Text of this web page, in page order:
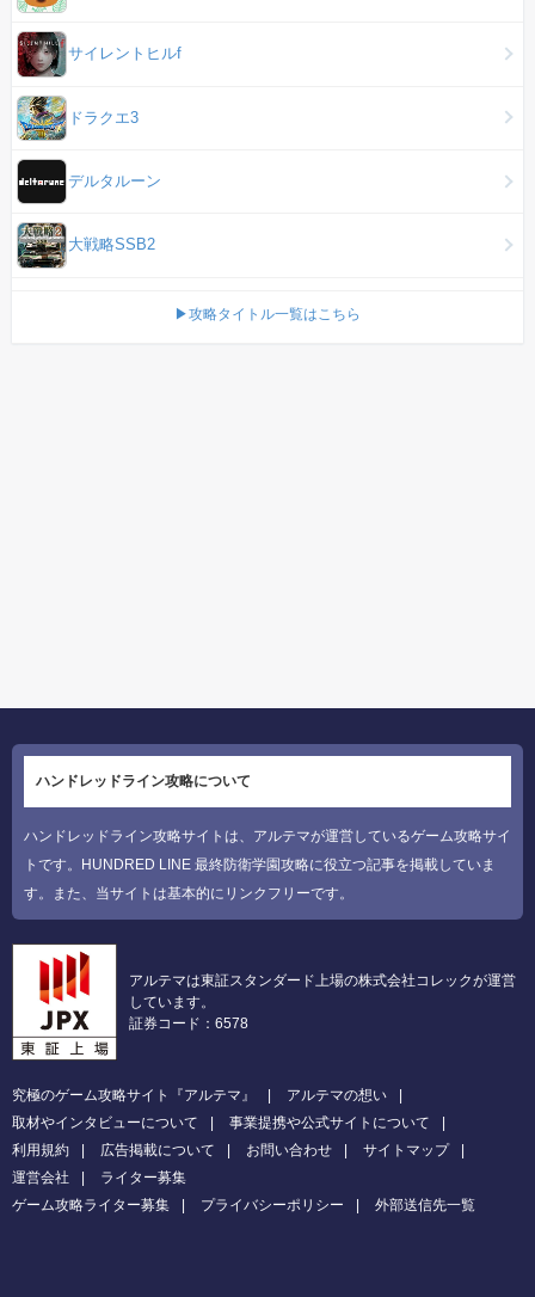
サイレントヒルf
ドラクエ3
デルタルーン
大戦略SSB2
▶攻略タイトル一覧はこちら
ハンドレッドライン攻略について
ハンドレッドライン攻略サイトは、アルテマが運営しているゲーム攻略サイ
トです。HUNDRED LINE 最終防衛学園攻略に役立つ記事を掲載していま
す。また、当サイトは基本的にリンクフリーです。
アルテマは東証スタンダード上場の株式会社コレックが運営
しています。
証券コード：6578
究極のゲーム攻略サイト『アルテマ』
アルテマの想い
取材やインタビューについて
事業提携や公式サイトについて
利用規約
広告掲載について お問い合わせ
サイトマップ
運営会社
ライター募集
ゲーム攻略ライター募集
プライバシーポリシー 外部送信先一覧